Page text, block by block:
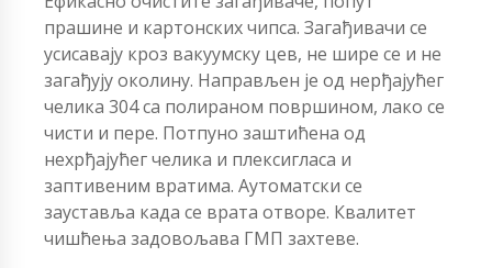
прашине и картонских чипса. Загађивачи се
усисавају кроз вакуумску цев, не шире се и не
загађују околину. Направљен је од нерђајућег
челика 304 са полираном површином, лако се
чисти и пере. Потпуно заштићена од
нехрђајућег челика и плексигласа и
заптивеним вратима. Аутоматски се
зауставља када се врата отворе. Квалитет
чишћења задовољава ГМП захтеве.